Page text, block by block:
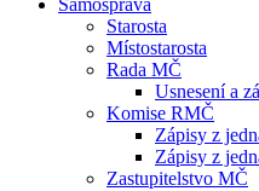
Samospráva
Starosta
Místostarosta
Rada MČ
Usnesení a
Komise RMČ
Zápisy z
Zápisy z
Zastupitelstvo MČ